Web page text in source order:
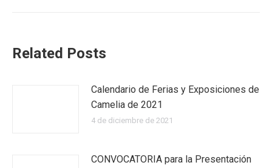
Related Posts
Calendario de Ferias y Exposiciones de
Camelia de 2021
4 de diciembre de 2021
CONVOCATORIA para la Presentación